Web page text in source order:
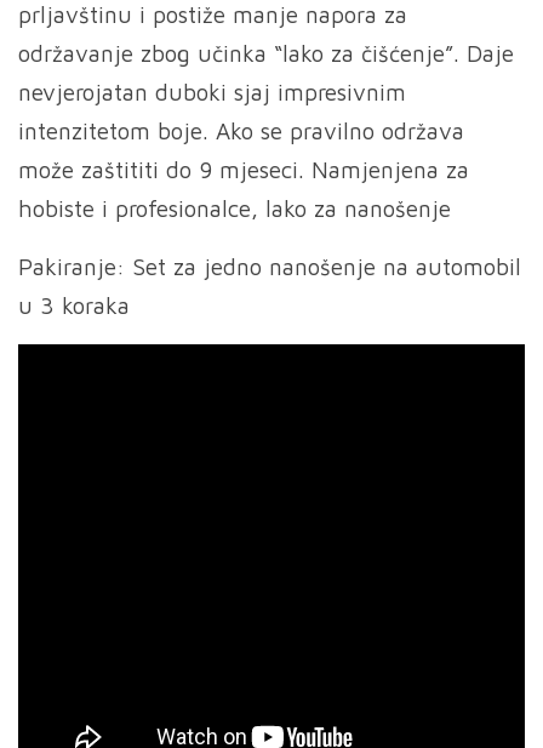
prljavštinu i postiže manje napora za
održavanje zbog učinka “lako za čišćenje”. Daje
nevjerojatan duboki sjaj impresivnim
intenzitetom boje. Ako se pravilno održava
može zaštititi do 9 mjeseci. Namjenjena za
hobiste i profesionalce, lako za nanošenje
Pakiranje: Set za jedno nanošenje na automobil
u 3 koraka